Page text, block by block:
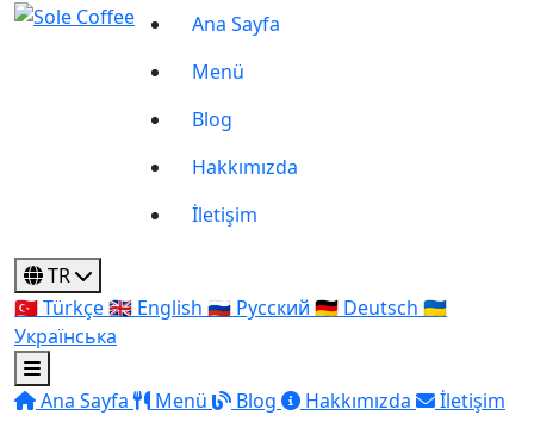
Ana Sayfa
Menü
Blog
Hakkımızda
İletişim
TR
🇹🇷Türkçe🇬🇧 English 🇷🇺 Русский 🇩🇪 Deutsch 🇺🇦
Українська
Ana Sayfa Menü Blog Hakkımızda İletişim